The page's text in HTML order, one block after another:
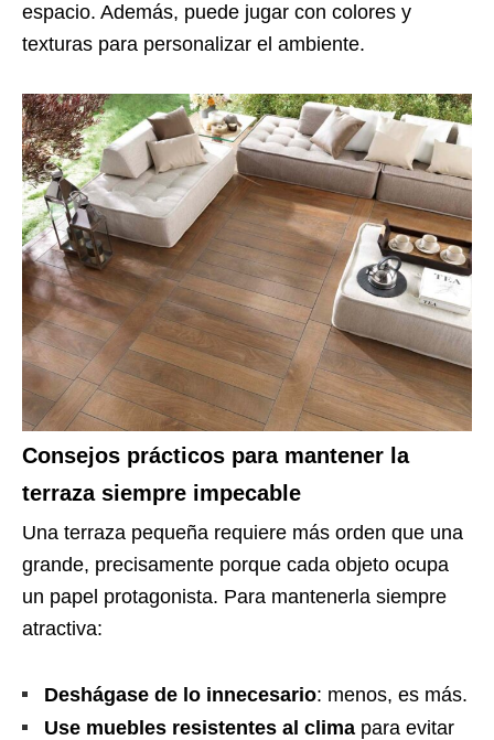
espacio. Además, puede jugar con colores y
texturas para personalizar el ambiente.
Consejos prácticos para mantener la
terraza siempre impecable
Una terraza pequeña requiere más orden que una
grande, precisamente porque cada objeto ocupa
un papel protagonista. Para mantenerla siempre
atractiva:
Deshágase de lo innecesario: menos, es más.
Use muebles resistentes al clima para evitar